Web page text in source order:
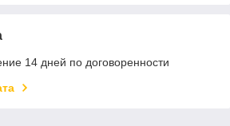
14 дней по договоренности